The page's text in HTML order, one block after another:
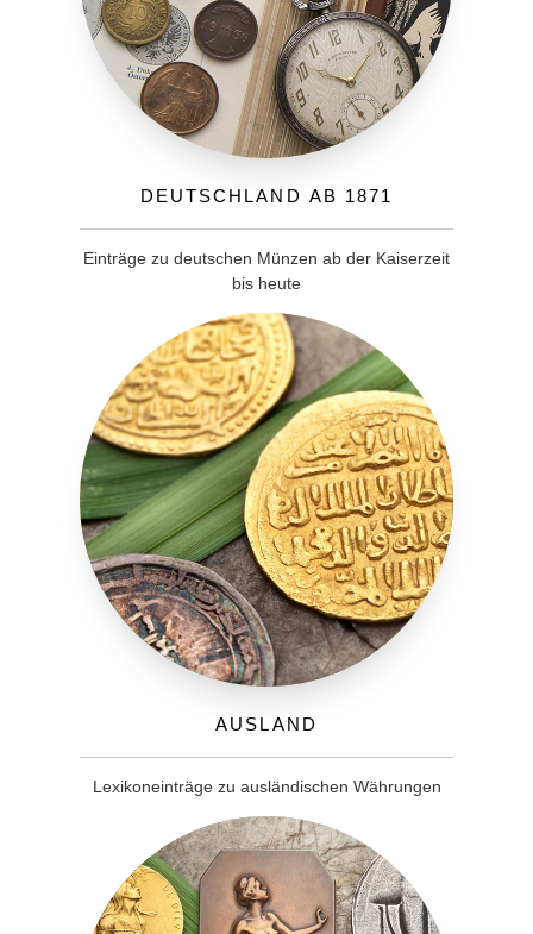
Deutschland ab 1871
Einträge zu deutschen Münzen ab der Kaiserzeit
bis heute
Ausland
Lexikoneinträge zu ausländischen Währungen